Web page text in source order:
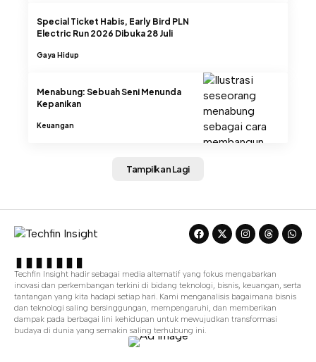
Special Ticket Habis, Early Bird PLN
Electric Run 2026 Dibuka 28 Juli
Gaya Hidup
Menabung: Sebuah Seni Menunda
Kepanikan
Keuangan
Tampilkan Lagi
Techfin Insight hadir sebagai media alternatif yang fokus mengabarkan
inovasi dan perkembangan terkini di bidang teknologi, bisnis, keuangan, serta
tantangan yang kita hadapi setiap hari. Kami menganalisis bagaimana bisnis
dan teknologi saling bersinggungan, mempengaruhi, dan memberikan
dampak pada berbagai lini kehidupan untuk mewujudkan transformasi
budaya di dunia yang semakin saling terhubung ini.